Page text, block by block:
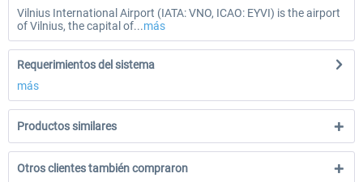
Vilnius International Airport (IATA: VNO, ICAO: EYVI) is the airport
of Vilnius, the capital of...más
Requerimientos del sistema
más
Productos similares
Otros clientes también compraron